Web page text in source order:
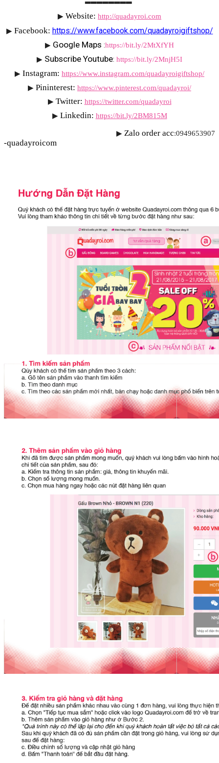
▶ Website: http://quadayroi.com
▶ Facebook: https://www.facebook.com/quadayroigiftshop/
▶ Google Maps :https://bit.ly/2MtXfYH
▶ Subscribe Youtube: https://bit.ly/2MnjH5I
▶ Instagram: https://www.instagram.com/quadayroigiftshop/
▶ Pininterest: https://www.pinterest.com/quadayroi/
▶ Twitter: https://twitter.com/quadayroi
▶ Linkedin: https://bit.ly/2BM815M
▶ Zalo order acc
-quadayroicom